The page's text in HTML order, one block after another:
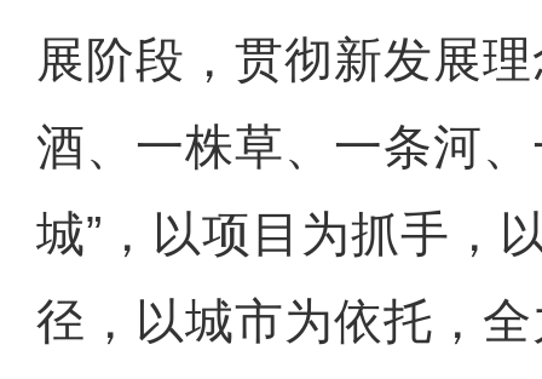
展阶段，贯彻新发展
酒、一株草、一条河
城”，以项目为抓手，
径，以城市为依托，